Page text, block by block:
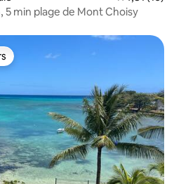
5 min plage de Mont Choisy